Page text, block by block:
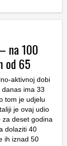
na 100
od 65
aktivnoj dobi
ima 33
tom je udjelu
je ovaj udio
deset godina
dolaziti 40
ih iznad 50